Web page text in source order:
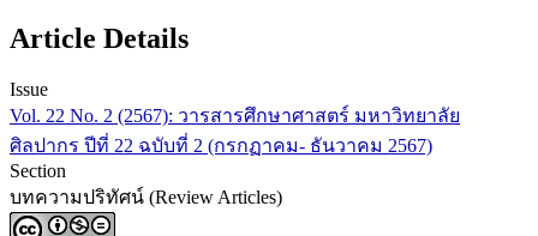
Article Details
Issue
Vol. 22 No. 2 (2567): วารสารศึกษาศาสตร์ มหาวิทยาลัย
ศิลปากร ปีที่ 22 ฉบับที่ 2 (กรกฏาคม- ธันวาคม 2567)
Section
บทความปริทัศน์ (Review Articles)